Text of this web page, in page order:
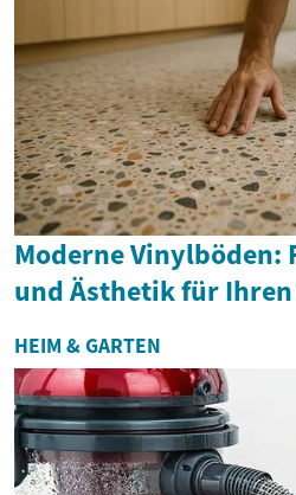
Moderne
und Ästhetik für
HEIM & GARTEN